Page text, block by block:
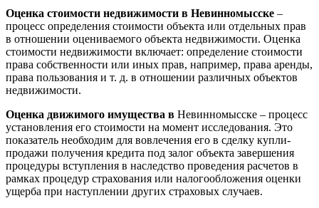
Оценка стоимости недвижимости в Невинномысске –
процесс определения стоимости объекта или отдельных прав
в отношении оцениваемого объекта недвижимости. Оценка
стоимости недвижимости включает: определение стоимости
права собственности или иных прав, например, права аренды,
права пользования и т. д. в отношении различных объектов
недвижимости.
Оценка движимого имущества в Невинномысске – процесс
установления его стоимости на момент исследования. Это
показатель необходим для вовлечения его в сделку купли-
продажи получения кредита под залог объекта завершения
процедуры вступления в наследство проведения расчетов в
рамках процедур страхования или налогообложения оценки
ущерба при наступлении других страховых случаев.